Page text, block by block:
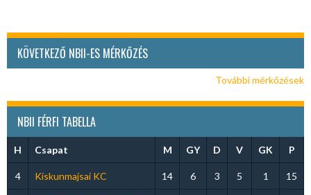
KÖVETKEZŐ NBII-ES MÉRKŐZÉS
További mérkőzések
NBII FÉRFI TABELLA
H Csapat M GY D V GK P
4 Kiskunmajsai KC 14 6 3 5 1 15